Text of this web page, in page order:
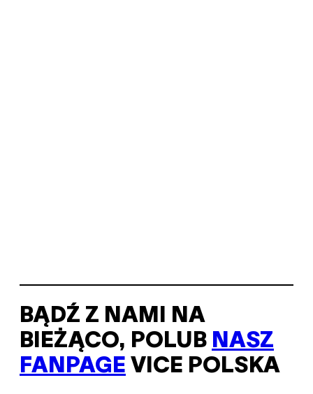
BĄDŹ Z NAMI NA
BIEŻĄCO, POLUB NASZ
FANPAGE VICE POLSKA